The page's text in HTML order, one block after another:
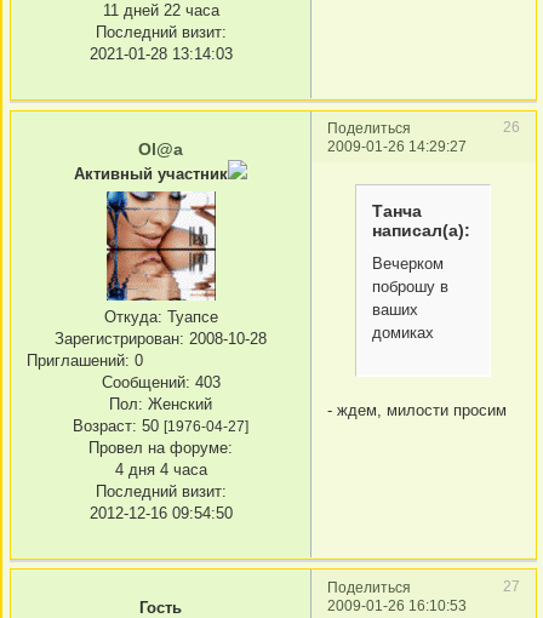
11 дней 22 часа
Последний визит:
2021-01-28 13:14:03
Поделиться
26
2009-01-26 14:29:27
Ol@a
Активный участник
Откуда: Туапсе
Зарегистрирован: 2008-10-28
Приглашений: 0
Сообщений: 403
Пол: Женский
Возраст: 50 [1976-04-27]
Провел на форуме:
4 дня 4 часа
Последний визит:
2012-12-16 09:54:50
Танча
написал(а):
Вечерком
поброшу в
ваших
домиках
- ждем, милости просим
Поделиться
27
2009-01-26 16:10:53
Гость